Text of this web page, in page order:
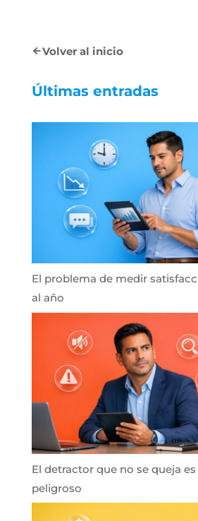
Volver al inicio
Últimas entradas
El problema de medir
al año
El detractor que no se queja
peligroso